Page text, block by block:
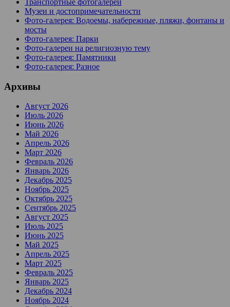
Музеи и достопримечательности
Фото-галерея: Водоемы, набережные, пляжи, фонтаны и
мосты
Фото-галерея: Парки
Фото-галереи на религиозную тему
Фото-галерея: Памятники
Фото-галерея: Разное
Архивы
Август 2026
Июль 2026
Июнь 2026
Май 2026
Апрель 2026
Март 2026
Февраль 2026
Январь 2026
Декабрь 2025
Ноябрь 2025
Октябрь 2025
Сентябрь 2025
Август 2025
Июль 2025
Июнь 2025
Май 2025
Апрель 2025
Март 2025
Февраль 2025
Январь 2025
Декабрь 2024
Ноябрь 2024